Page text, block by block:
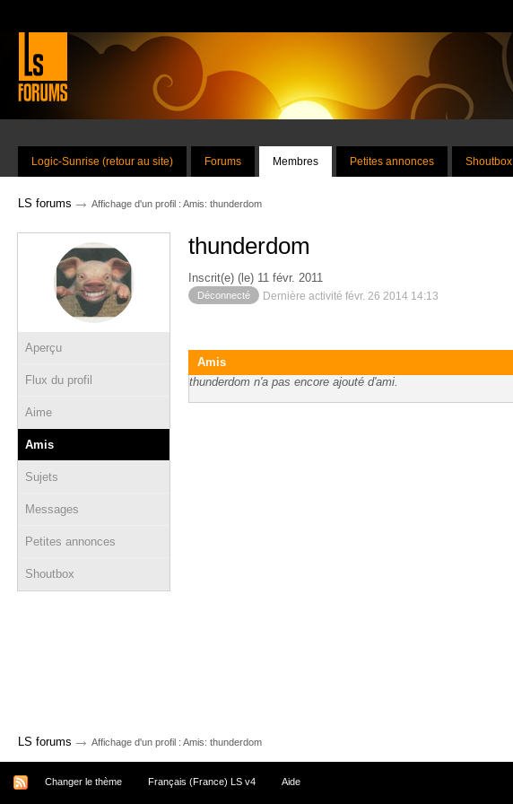
Logic-Sunrise (retour au site) Forums Membres Petites annonces Shoutbox
LS forums → Affichage d'un profil : Amis: thunderdom
Aperçu
Flux du profil
Aime
Amis
Sujets
Messages
Petites annonces
Shoutbox
thunderdom
Inscrit(e) (le) 11 févr. 2011
Déconnecté Dernière activité févr. 26 2014 14:13
Amis
thunderdom n'a pas encore ajouté d'ami.
LS forums → Affichage d'un profil : Amis: thunderdom
Changer le thème Français (France) LS v4 Aide